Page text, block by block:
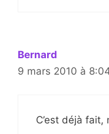
Bernard
9 mars 2010 à
C’est déjà fait,